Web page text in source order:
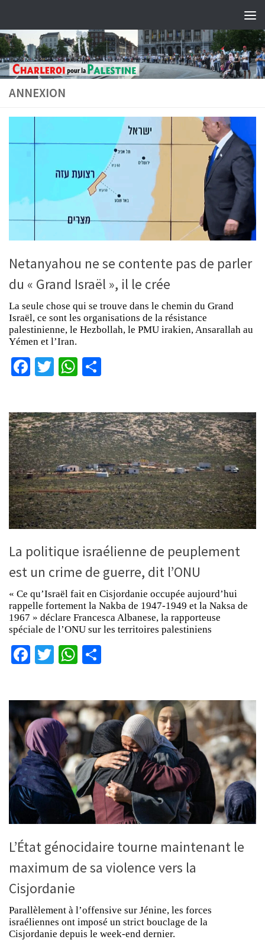
ANNEXION
Netanyahou ne se contente pas de parler
du « Grand Israël », il le crée
La seule chose qui se trouve dans le chemin du Grand
Israël, ce sont les organisations de la résistance
palestinienne, le Hezbollah, le PMU irakien, Ansarallah au
Yémen et l’Iran.
Facebook
TwitterWhatsApp
La politique israélienne de peuplement
est un crime de guerre, dit l’ONU
« Ce qu’Israël fait en Cisjordanie occupée aujourd’hui
rappelle fortement la Nakba de 1947-1949 et la Naksa de
1967 » déclare Francesca Albanese, la rapporteuse
spéciale de l’ONU sur les territoires palestiniens
Facebook
TwitterWhatsApp
L’État génocidaire tourne maintenant le
maximum de sa violence vers la
Cisjordanie
Parallèlement à l’offensive sur Jénine, les forces
israéliennes ont imposé un strict bouclage de la
Cisjordanie depuis le week-end dernier.